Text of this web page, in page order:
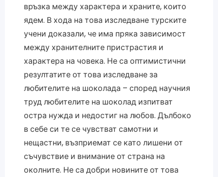
връзка между характера и храните, които
ядем. В хода на това изследване турските
учени доказали, че има пряка зависимост
между хранителните пристрастия и
характера на човека. Не са оптимистични
резултатите от това изследване за
любителите на шоколада – според научния
труд любителите на шоколад изпитват
остра нужда и недостиг на любов. Дълбоко
в себе си те се чувстват самотни и
нещастни, възприемат се като лишени от
съчувствие и внимание от страна на
околните. Не са добри новините от това